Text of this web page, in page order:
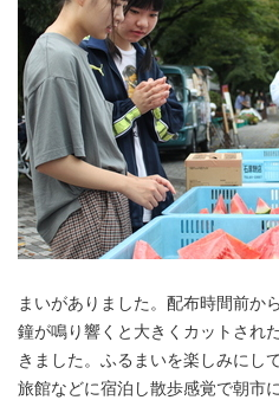
まいがありました。配布時間前か
鐘が鳴り響くと大きくカットされ
きました。ふるまいを楽しみにし
旅館などに宿泊し散歩感覚で朝市